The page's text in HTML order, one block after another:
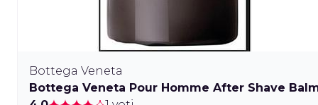
Bottega Veneta
Bottega Veneta Pour Homme After Shave